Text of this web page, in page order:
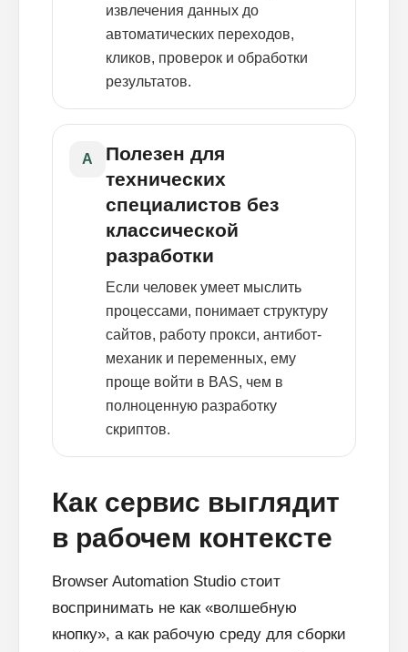
извлечения данных до
автоматических переходов,
кликов, проверок и обработки
результатов.
A
Полезен для
технических
специалистов без
классической
разработки
Если человек умеет мыслить
процессами, понимает структуру
сайтов, работу прокси, антибот-
механик и переменных, ему
проще войти в BAS, чем в
полноценную разработку
скриптов.
Как сервис выглядит
в рабочем контексте
Browser Automation Studio стоит
воспринимать не как «волшебную
кнопку», а как рабочую среду для сборки